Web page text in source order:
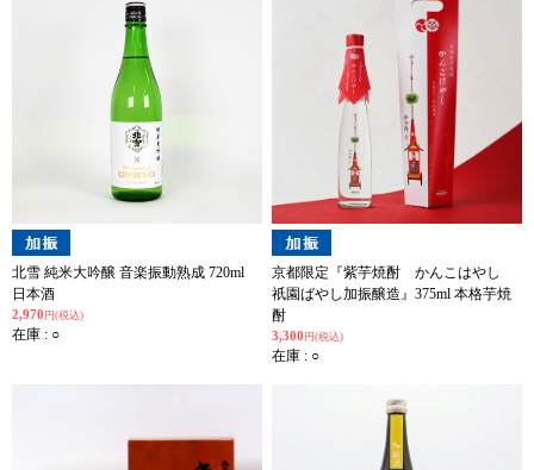
北雪 純米大吟醸 音楽振動熟成 720ml
日本酒
2,970 円(税込)
在庫 : ○
京都限定『紫芋焼酎 かんこはやし
祇園ばやし加振醸造』375ml 本格芋焼
酎
3,300 円(税込)
在庫 : ○